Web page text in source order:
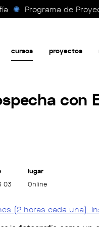
Programa de
cursos proyectos
con
03
lugar
Online
(2 horas cada una).